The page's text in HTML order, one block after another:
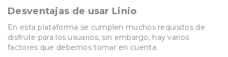
Desventajas de usar Linio
En esta plataforma se cumplen muchos requisitos de
disfrute para los usuarios, sin embargo, hay varios
factores que debemos tomar en cuenta: